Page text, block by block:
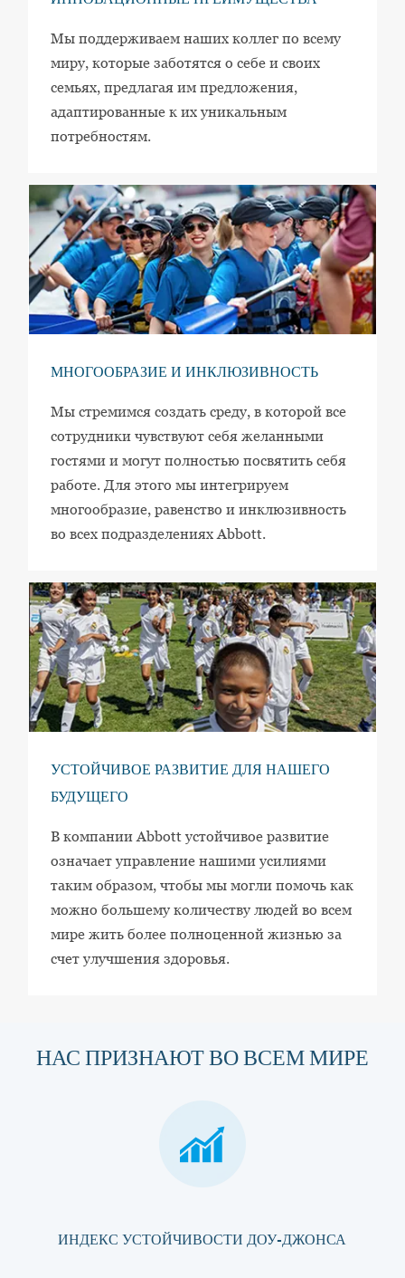
Мы поддерживаем наших коллег по всему
миру, которые заботятся о себе и своих
семьях, предлагая им предложения,
адаптированные к их уникальным
потребностям.
МНОГООБРАЗИЕ И ИНКЛЮЗИВНОСТЬ
Мы стремимся создать среду, в которой все
сотрудники чувствуют себя желанными
гостями и могут полностью посвятить себя
работе. Для этого мы интегрируем
многообразие, равенство и инклюзивность
во всех подразделениях Abbott.
УСТОЙЧИВОЕ РАЗВИТИЕ ДЛЯ НАШЕГО
БУДУЩЕГО
В компании Abbott устойчивое развитие
означает управление нашими усилиями
таким образом, чтобы мы могли помочь как
можно большему количеству людей во всем
мире жить более полноценной жизнью за
счет улучшения здоровья.
НАС ПРИЗНАЮТ ВО ВСЕМ МИРЕ
ИНДЕКС УСТОЙЧИВОСТИ ДОУ-ДЖОНСА